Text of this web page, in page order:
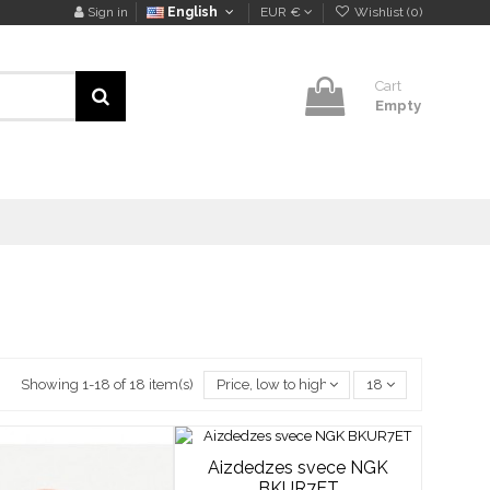
Sign in English EUR € Wishlist (0)
Cart
Empty
Showing 1-18 of 18 item(s) Price, low to high 18
Aizdedzes svece NGK